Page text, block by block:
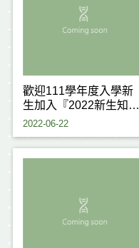
歡迎111學年度入學新
生加入『2022新生知訊
網』IG/FB
2022-06-22